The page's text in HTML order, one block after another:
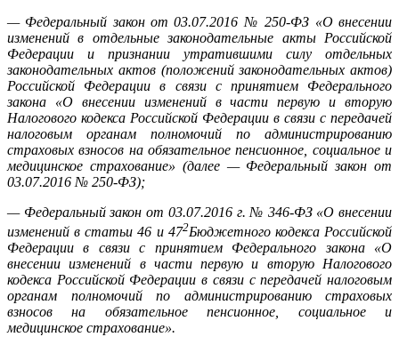
— Федеральный закон от 03.07.2016 № 250-ФЗ «О внесении
изменений в отдельные законодательные акты Российской
Федерации и признании утратившими силу отдельных
законодательных актов (положений законодательных актов)
Российской Федерации в связи с принятием Федерального
закона «О внесении изменений в части первую и вторую
Налогового кодекса Российской Федерации в связи с передачей
налоговым органам полномочий по администрированию
страховых взносов на обязательное пенсионное, социальное и
медицинское страхование» (далее — Федеральный закон от
03.07.2016 № 250-ФЗ);
— Федеральный закон от 03.07.2016 г. № 346-ФЗ «О внесении
изменений в статьи 46 и 472Бюджетного кодекса Российской
Федерации в связи с принятием Федерального закона «О
внесении изменений в части первую и вторую Налогового
кодекса Российской Федерации в связи с передачей налоговым
органам полномочий по администрированию страховых
взносов на обязательное пенсионное, социальное и
медицинское страхование».